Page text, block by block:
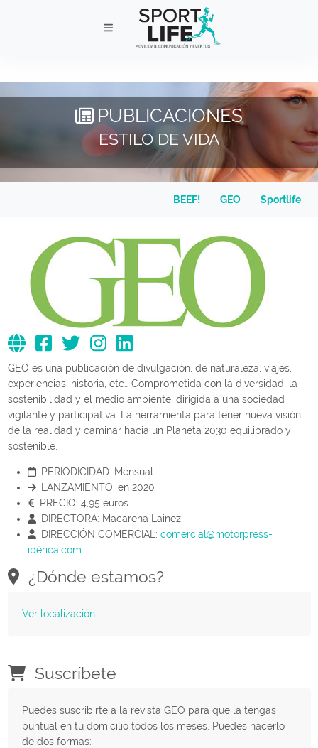
PUBLICACIONES
ESTILO DE VIDA
BEEF! GEO Sportlife
GEO es una publicación de divulgación, de naturaleza, viajes,
experiencias, historia, etc… Comprometida con la diversidad, la
sostenibilidad y el medio ambiente, dirigida a una sociedad
vigilante y participativa. La herramienta para tener nueva visión
de la realidad y caminar hacia un Planeta 2030 equilibrado y
sostenible.
PERIODICIDAD: Mensual
LANZAMIENTO: en 2020
PRECIO: 4,95 euros
DIRECTORA: Macarena Lainez
DIRECCIÓN COMERCIAL: comercial@motorpress-
ibérica.com
¿Dónde estamos?
Ver localización
Suscríbete
Puedes suscribirte a la revista GEO para que la tengas
puntual en tu domicilio todos los meses. Puedes hacerlo
de dos formas: